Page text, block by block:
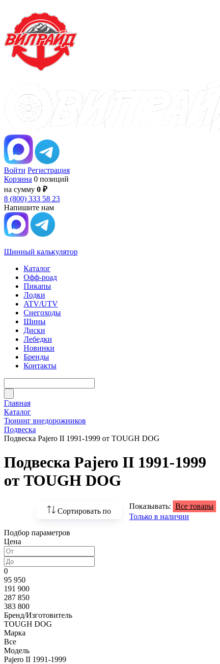
Войти Регистрация
Корзина 0 позиций
на сумму 0 ₽
8 (800) 333 58 23
Напишите нам
Шинный калькулятор
Каталог
Офф-роад
Пикапы
Лодки
ATV/UTV
Снегоходы
Шины
Диски
Лебедки
Новинки
Бренды
Контакты
Главная
Каталог
Тюнинг внедорожников
Подвеска
Подвеска Pajero II 1991-1999 от TOUGH DOG
Подвеска Pajero II 1991-1999
от TOUGH DOG
Сортировать по
По возрастанию
По популярности
Показывать: Все товары
Только в наличии
Подбор параметров
Цена
0
95 950
191 900
287 850
383 800
Бренд/Изготовитель
TOUGH DOG
Марка
Все
Модель
Pajero II 1991-1999